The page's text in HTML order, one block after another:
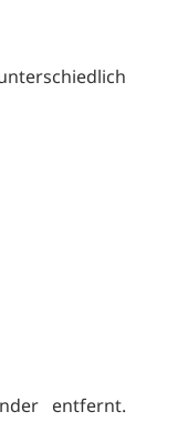
entfernt.